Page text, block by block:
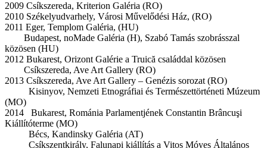
2009 Csíkszereda, Kriterion Galéria (RO)
2010 Székelyudvarhely, Városi Művelődési Ház, (RO)
2011 Eger, Templom Galéria, (HU)
Budapest, noMade Galéria (H), Szabó Tamás szobrásszal
közösen (HU)
2012 Bukarest, Orizont Galérie a Truică családdal közösen
Csíkszereda, Ave Art Gallery (RO)
2013 Csíkszereda, Ave Art Gallery – Genézis sorozat (RO)
Kisinyov, Nemzeti Etnográfiai és Természettörténeti Múzeum
(MO)
2014 Bukarest, Románia Parlamentjének Constantin Brâncuşi
Kiállítóterme (MO)
Bécs, Kandinsky Galéria (AT)
Csíkszentkirály, Falunapi kiállítás a Vitos Móyes Általános